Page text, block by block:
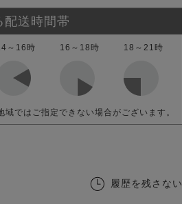
配送時間帯
～16時 16～18時 18～21時
ではご指定できない場合がございます。
履歴を残さない